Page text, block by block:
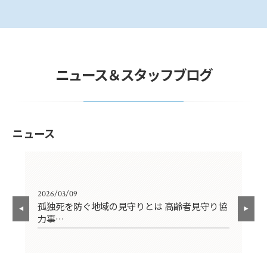
ニュース＆スタッフブログ
ニュース
2026/03/09
孤独死を防ぐ地域の見守りとは 高齢者見守り協
力事…